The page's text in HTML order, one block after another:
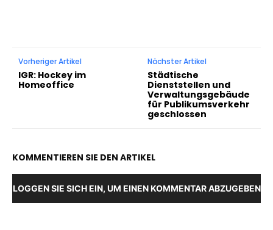
Vorheriger Artikel
IGR: Hockey im
Homeoffice
Nächster Artikel
Städtische
Dienststellen und
Verwaltungsgebäude
für Publikumsverkehr
geschlossen
KOMMENTIEREN SIE DEN ARTIKEL
LOGGEN SIE SICH EIN, UM EINEN KOMMENTAR ABZUGEBEN